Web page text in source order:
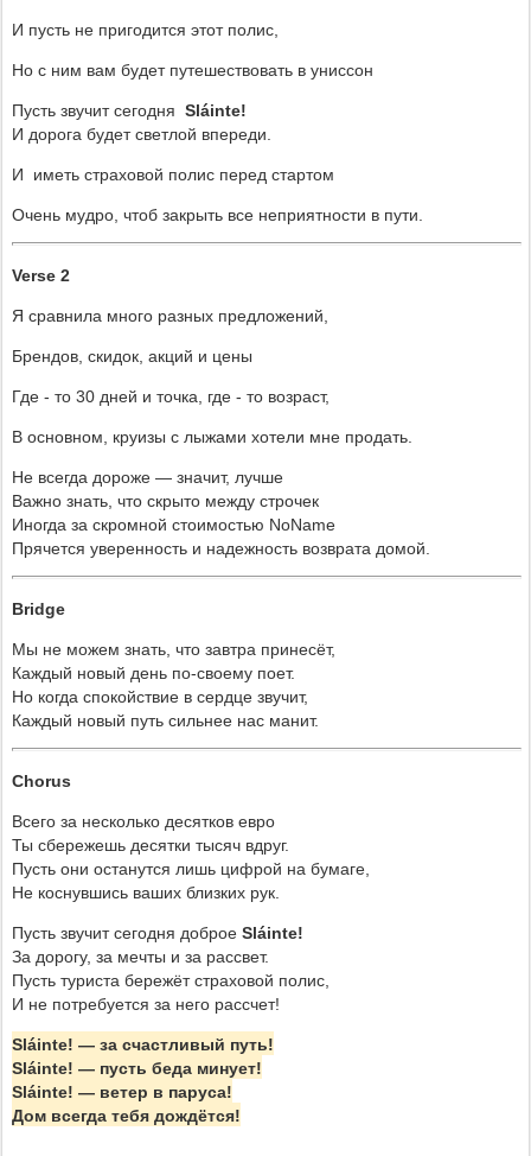
И пусть не пригодится этот полис,
Но с ним вам будет путешествовать в униссон
Пусть звучит сегодня Sláinte!
И дорога будет светлой впереди.
И иметь страховой полис перед стартом
Очень мудро, чтоб закрыть все неприятности в пути.
Verse 2
Я сравнила много разных предложений,
Брендов, скидок, акций и цены
Где - то 30 дней и точка, где - то возраст,
В основном, круизы с лыжами хотели мне продать.
Не всегда дороже — значит, лучше
Важно знать, что скрыто между строчек
Иногда за скромной стоимостью NoName
Прячется уверенность и надежность возврата домой.
Bridge
Мы не можем знать, что завтра принесёт,
Каждый новый день по-своему поет.
Но когда спокойствие в сердце звучит,
Каждый новый путь сильнее нас манит.
Chorus
Всего за несколько десятков евро
Ты сбережешь десятки тысяч вдруг.
Пусть они останутся лишь цифрой на бумаге,
Не коснувшись ваших близких рук.
Пусть звучит сегодня доброе Sláinte!
За дорогу, за мечты и за рассвет.
Пусть туриста бережёт страховой полис,
И не потребуется за него рассчет!
Sláinte! — за счастливый путь!
Sláinte! — пусть беда минует!
Sláinte! — ветер в паруса!
Дом всегда тебя дождётся!